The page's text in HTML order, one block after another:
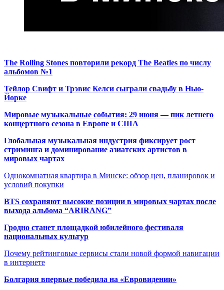
The Rolling Stones повторили рекорд The Beatles по числу
альбомов №1
Тейлор Свифт и Трэвис Келси сыграли свадьбу в Нью-
Йорке
Мировые музыкальные события: 29 июня — пик летнего
концертного сезона в Европе и США
Глобальная музыкальная индустрия фиксирует рост
стриминга и доминирование азиатских артистов в
мировых чартах
Однокомнатная квартира в Минске: обзор цен, планировок и
условий покупки
BTS сохраняют высокие позиции в мировых чартах после
выхода альбома “ARIRANG”
Гродно станет площадкой юбилейного фестиваля
национальных культур
Почему рейтинговые сервисы стали новой формой навигации
в интернете
Болгария впервые победила на «Евровидении»